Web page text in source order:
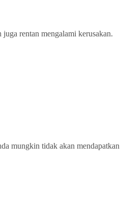
rentan mengalami kerusakan.
mungkin tidak akan mendapatkan